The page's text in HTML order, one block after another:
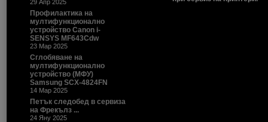
29 Апр 2025
Профилактика на
мултифункционално
устройство Canon i-
SENSYS MF643Cdw
23 Мар 2025
Сглобяване на
мултифункционално
устройство (МФУ)
Samsung SCX-4824FN
14 Мар 2025
Петък следобед в сервиза
на Фрекълз ...
24 Яну 2025